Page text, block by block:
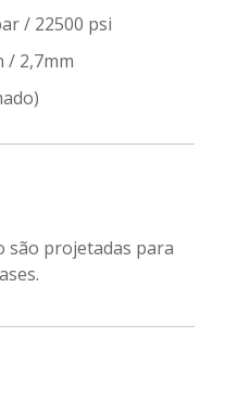
/ 22500 psi
/ 2,7mm
são projetadas para